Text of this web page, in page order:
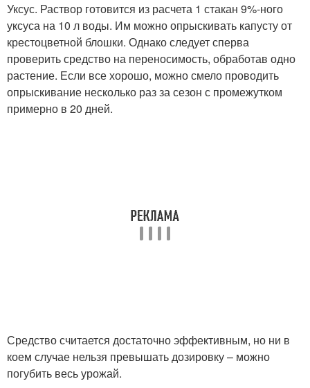
Уксус. Раствор готовится из расчета 1 стакан 9%-ного
уксуса на 10 л воды. Им можно опрыскивать капусту от
крестоцветной блошки. Однако следует сперва
проверить средство на переносимость, обработав одно
растение. Если все хорошо, можно смело проводить
опрыскивание несколько раз за сезон с промежутком
примерно в 20 дней.
Средство считается достаточно эффективным, но ни в
коем случае нельзя превышать дозировку – можно
погубить весь урожай.